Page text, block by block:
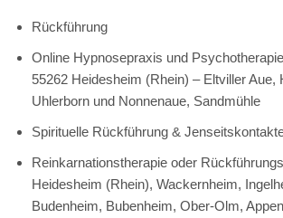
Rückführung
Online Hypnosepraxis und
55262 Heidesheim (Rhein) – Eltviller Aue,
Uhlerborn und Nonnenaue, Sandmühle
Spirituelle Rückführung &
Reinkarnationstherapie oder
Heidesheim (Rhein), Wackernheim,
Budenheim, Bubenheim, Ober-Olm,